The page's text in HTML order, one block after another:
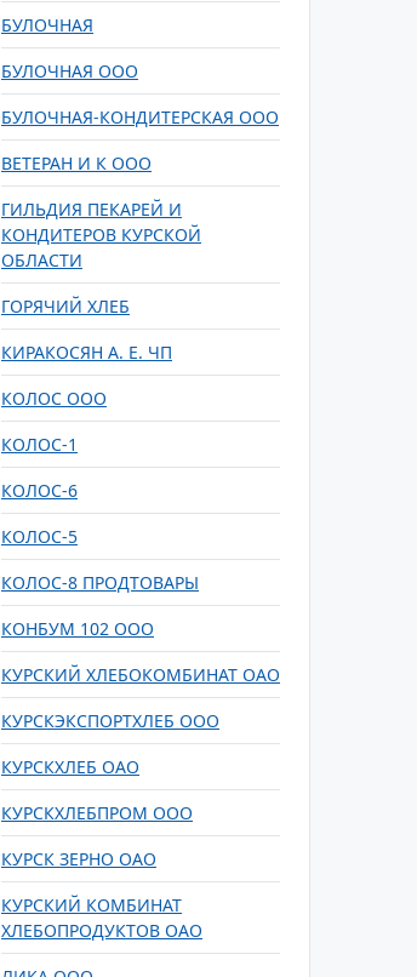
БУЛОЧНАЯ
БУЛОЧНАЯ ООО
БУЛОЧНАЯ-КОНДИТЕРСКАЯ ООО
ВЕТЕРАН И К ООО
ГИЛЬДИЯ ПЕКАРЕЙ И
КОНДИТЕРОВ КУРСКОЙ
ОБЛАСТИ
ГОРЯЧИЙ ХЛЕБ
КИРАКОСЯН А. Е. ЧП
КОЛОС ООО
КОЛОС-1
КОЛОС-6
КОЛОС-5
КОЛОС-8 ПРОДТОВАРЫ
КОНБУМ 102 ООО
КУРСКИЙ ХЛЕБОКОМБИНАТ ОАО
КУРСКЭКСПОРТХЛЕБ ООО
КУРСКХЛЕБ ОАО
КУРСКХЛЕБПРОМ ООО
КУРСК ЗЕРНО ОАО
КУРСКИЙ КОМБИНАТ
ХЛЕБОПРОДУКТОВ ОАО